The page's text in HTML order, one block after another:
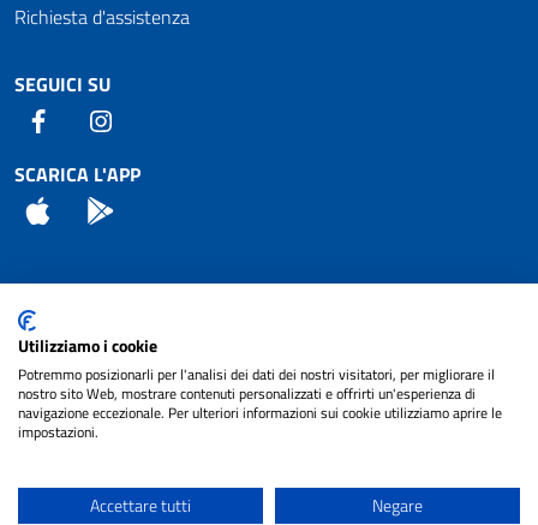
Richiesta d'assistenza
SEGUICI SU
Facebook
SCARICA L'APP
App Store
Attuazione Misure PNRR
Piano di miglioramento del sito
Note legali
cura diNET SMART
Utilizziamo i cookie
Potremmo posizionarli per l'analisi dei dati dei nostri visitatori, per migliorare il
nostro sito Web, mostrare contenuti personalizzati e offrirti un'esperienza di
navigazione eccezionale. Per ulteriori informazioni sui cookie utilizziamo aprire le
impostazioni.
Accettare tutti Negare